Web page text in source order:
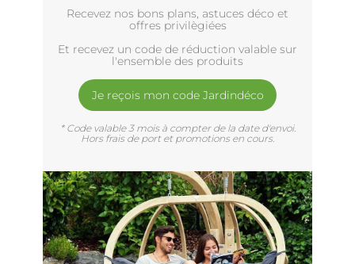
Recevez nos bons plans, astuces déco et
offres privilègiées
Et recevez un code de réduction valable sur
l'ensemble des produits
Je reçois mon code Jardindéco
* Code valable 3 mois à compter de la date d'envoi.
Hors frais de port et promotions en cours.